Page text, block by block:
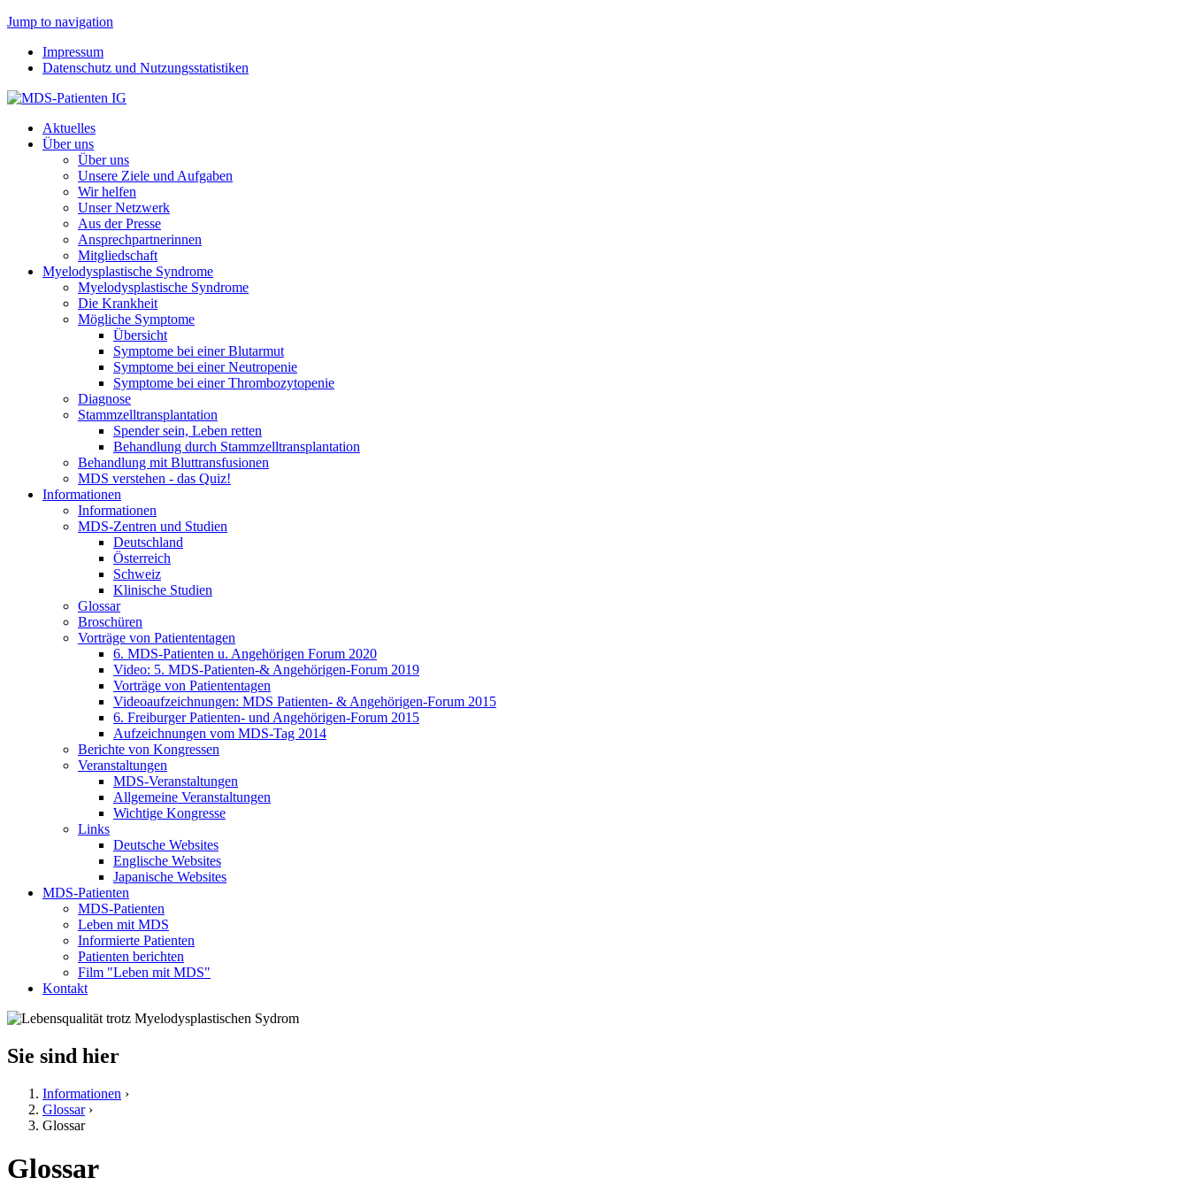
Jump to navigation
Impressum
Datenschutz und Nutzungsstatistiken
Aktuelles
Über uns
Über uns
Unsere Ziele und Aufgaben
Wir helfen
Unser Netzwerk
Aus der Presse
Ansprechpartnerinnen
Mitgliedschaft
Myelodysplastische Syndrome
Myelodysplastische Syndrome
Die Krankheit
Mögliche Symptome
Übersicht
Symptome bei einer Blutarmut
Symptome bei einer Neutropenie
Symptome bei einer Thrombozytopenie
Diagnose
Stammzelltransplantation
Spender sein, Leben retten
Behandlung durch Stammzelltransplantation
Behandlung mit Bluttransfusionen
MDS verstehen - das Quiz!
Informationen
Informationen
MDS-Zentren und Studien
Deutschland
Österreich
Schweiz
Klinische Studien
Glossar
Broschüren
Vorträge von Patiententagen
6. MDS-Patienten u. Angehörigen Forum 2020
Video: 5. MDS-Patienten-& Angehörigen-Forum 2019
Vorträge von Patiententagen
Videoaufzeichnungen: MDS Patienten- & Angehörigen-Forum 2015
6. Freiburger Patienten- und Angehörigen-Forum 2015
Aufzeichnungen vom MDS-Tag 2014
Berichte von Kongressen
Veranstaltungen
MDS-Veranstaltungen
Allgemeine Veranstaltungen
Wichtige Kongresse
Links
Deutsche Websites
Englische Websites
Japanische Websites
MDS-Patienten
MDS-Patienten
Leben mit MDS
Informierte Patienten
Patienten berichten
Film "Leben mit MDS"
Kontakt
Sie sind hier
Informationen ›
Glossar›
Glossar
Glossar